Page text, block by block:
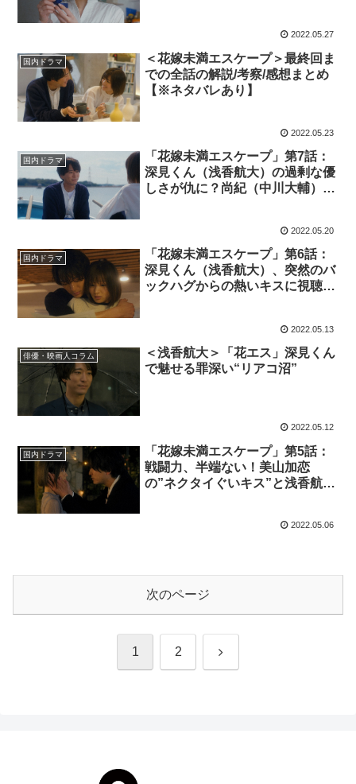
2022.05.27
国内ドラマ
＜花嫁未満エスケープ＞最終回ま
での全話の解説/考察/感想まとめ
【※ネタバレあり】
2022.05.23
国内ドラマ
「花嫁未満エスケープ」第7話：
深見くん（浅香航大）の過剰な優
しさが仇に？尚紀（中川大輔）の
2022.05.20
国内ドラマ
「花嫁未満エスケープ」第6話：
深見くん（浅香航大）、突然のバ
ックハグからの熱いキスに視聴者
2022.05.13
俳優・映画人コラム
＜浅香航大＞「花エス」深見くん
で魅せる罪深い“リアコ沼”
2022.05.12
国内ドラマ
「花嫁未満エスケープ」第5話：
戦闘力、半端ない！美山加恋
の”ネクタイぐいキス”と浅香航大
2022.05.06
次のページ
1 2 次